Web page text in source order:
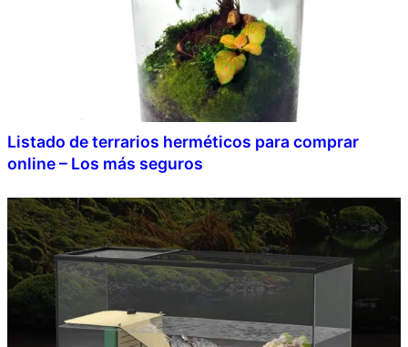
Listado de terrarios herméticos para comprar
online – Los más seguros